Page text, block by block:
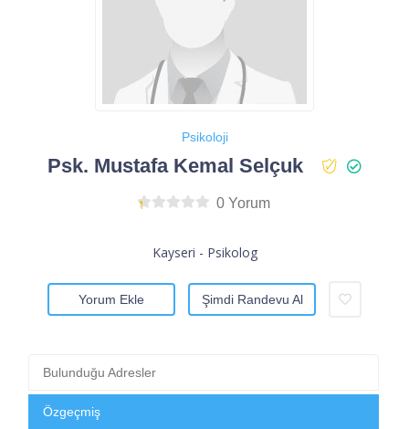
Psikoloji
Psk. Mustafa Kemal Selçuk
0 Yorum
Kayseri - Psikolog
Yorum Ekle Şimdi Randevu Al
Bulunduğu Adresler
Özgeçmiş